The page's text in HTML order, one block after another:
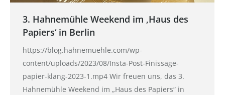
3. Hahnemühle Weekend im ‚Haus des
Papiers‘ in Berlin
https://blog.hahnemuehle.com/wp-
content/uploads/2023/08/Insta-Post-Finissage-
papier-klang-2023-1.mp4 Wir freuen uns, das 3.
Hahnemühle Weekend im „Haus des Papiers“ in